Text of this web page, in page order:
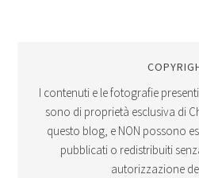
I contenuti e le fotografie
sono di proprietà esclusiva di
questo blog, e NON possono
pubblicati o redistribuiti
autorizzazione